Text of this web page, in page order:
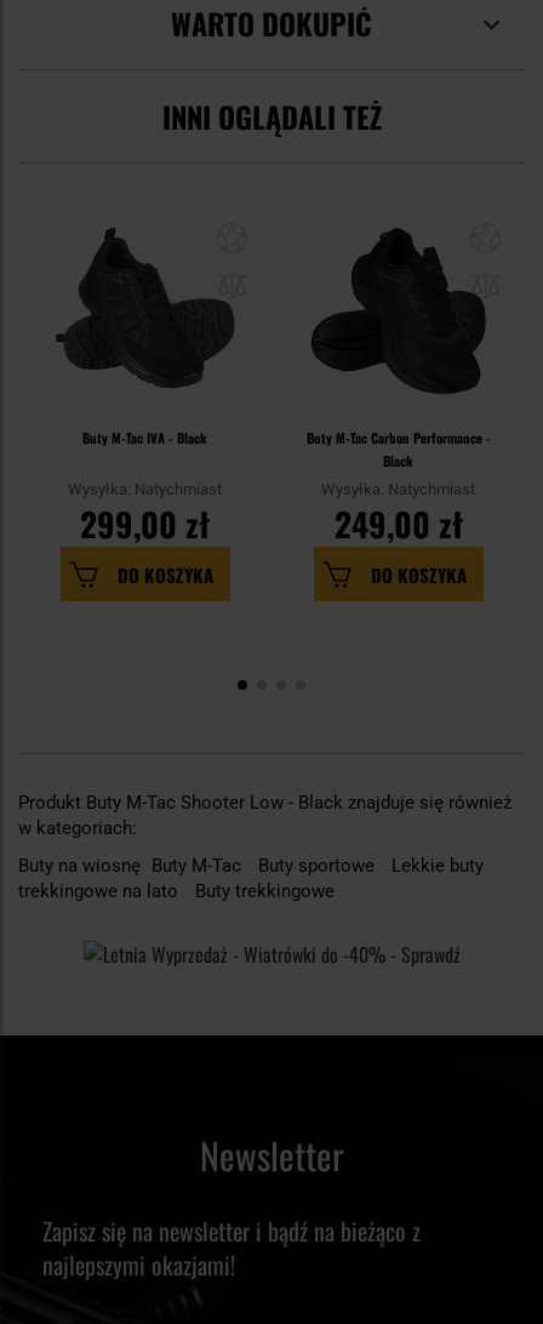
WARTO DOKUPIĆ
INNI OGLĄDALI TEŻ
Buty M-Tac IVA - Black
Wysyłka: Natychmiast
299,00 zł
DO KOSZYKA
Buty M-Tac Carbon Performance -
Black
Wysyłka: Natychmiast
249,00 zł
DO KOSZYKA
Produkt Buty M-Tac Shooter Low - Black znajduje się również
w kategoriach:
Buty na wiosnę Buty M-Tac Buty sportowe
Lekkie buty
trekkingowe na lato
Buty trekkingowe
Newsletter
Zapisz się na newsletter i bądź na bieżąco z
najlepszymi okazjami!